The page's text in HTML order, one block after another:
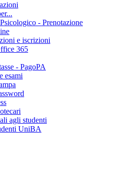
- Prenotazione
e iscrizioni
365
- PagoPA
esami
agli studenti
UniBA